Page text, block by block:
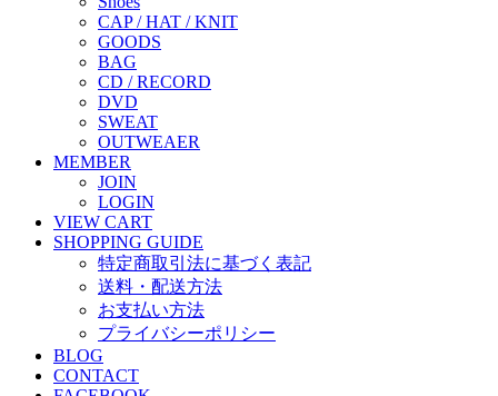
CAP / HAT / KNIT
GOODS
BAG
CD / RECORD
DVD
SWEAT
OUTWEAER
MEMBER
JOIN
LOGIN
VIEW CART
SHOPPING GUIDE
特定商取引法に基づく表記
送料・配送方法
お支払い方法
プライバシーポリシー
BLOG
CONTACT